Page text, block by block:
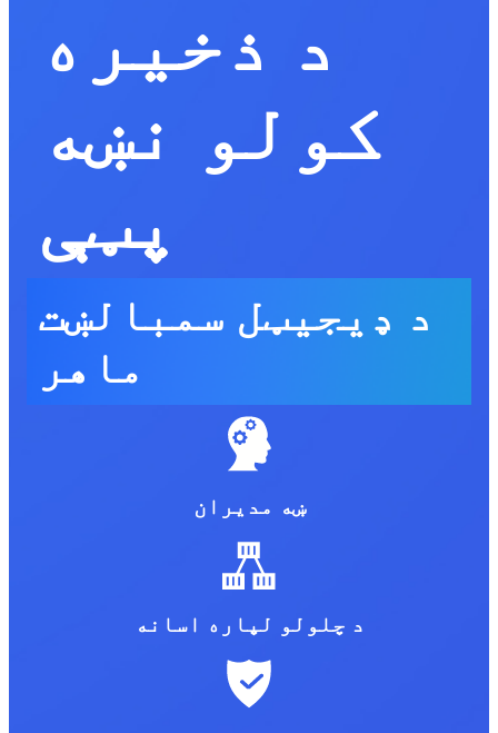
د ذخیره
کولو نښه
پټې
د ډیجیټل سمبالښت
ماهر
ښه مدیران
د چلولو لپاره اسانه